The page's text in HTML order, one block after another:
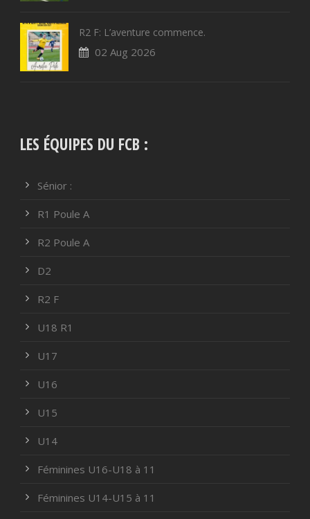
R2 F: L’aventure commence.
02 Aug 2026
LES ÉQUIPES DU FCB :
Sénior :
R1 Poule A
R2 Poule A
D2
R2 F
U18 R1
U17
U16
U15
U14
Féminines U16-U18 à 11
Féminines U14-U15 à 11